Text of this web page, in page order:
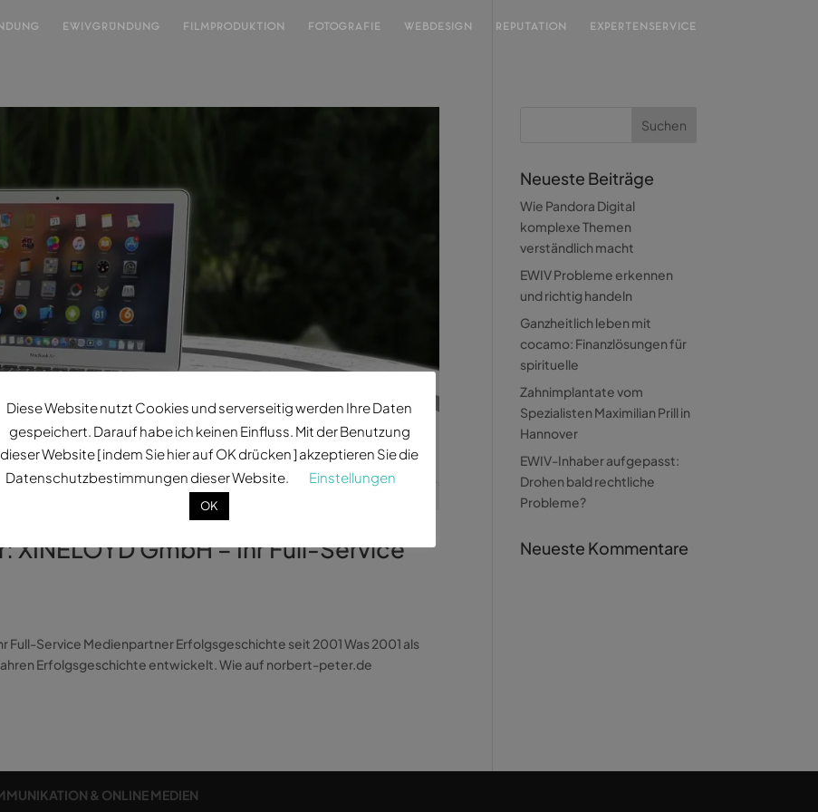
EWIVGRÜNDUNG FILMPRODUKTION FOTOGRAFIE WEBDESIGN REPUTATION EXPERTENSERVICE
GmbH – Ihr Full-Service
Full-Service Medienpartner Erfolgsgeschichte seit 2001 Was 2001 als
Erfolgsgeschichte entwickelt. Wie auf norbert-peter.de
Neueste Beiträge
Wie Pandora Digital
komplexe Themen
verständlich macht
EWIV Probleme erkennen
und richtig handeln
Ganzheitlich leben mit
cocamo: Finanzlösungen für
spirituelle
Zahnimplantate vom
Spezialisten Maximilian Prill in
Hannover
EWIV-Inhaber aufgepasst:
Drohen bald rechtliche
Probleme?
Neueste Kommentare
& ONLINE MEDIEN
Diese Website nutzt Cookies und serverseitig werden Ihre Daten
gespeichert. Darauf habe ich keinen Einfluss. Mit der Benutzung
dieser Website [ indem Sie hier auf OK drücken ] akzeptieren Sie die
Datenschutzbestimmungen dieser Website.
Einstellungen
OK